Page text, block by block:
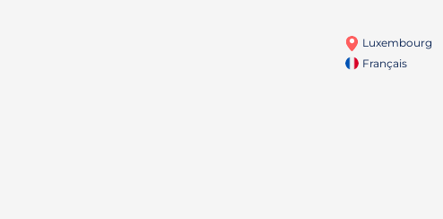
Luxembourg
Français